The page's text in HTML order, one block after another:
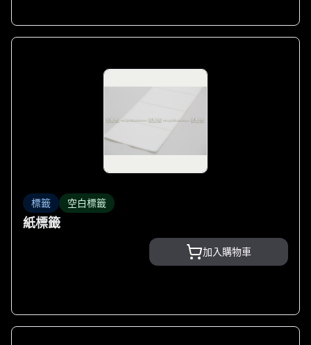
標籤 空白標籤
紙標籤
加入購物車